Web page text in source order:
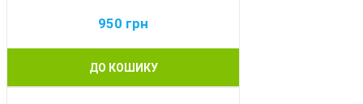
950 грн
ДО КОШИКУ